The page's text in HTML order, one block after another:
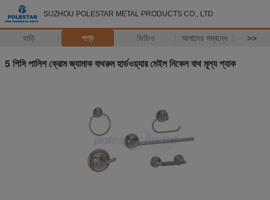
SUZHOU POLESTAR METAL PRODUCTS CO., LTD
বাড়ি পণ্য ভিডিও আমাদের সম্বন্ধে >>
5 পিসি পালিশ ক্রোম জ্যামাক বাথরুম হার্ডওয়্যার মেইল ​​নিকেল বাথ মূল্য প্যাক